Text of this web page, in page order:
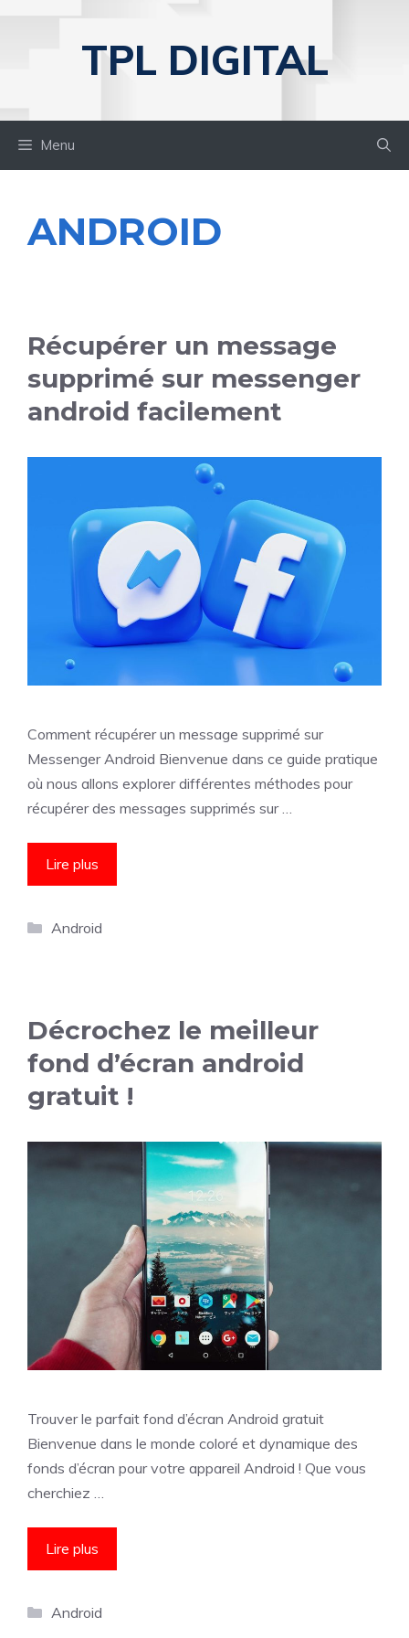
TPL DIGITAL
Menu
ANDROID
Récupérer un message
supprimé sur messenger
android facilement
Comment récupérer un message supprimé sur
Messenger Android Bienvenue dans ce guide pratique
où nous allons explorer différentes méthodes pour
récupérer des messages supprimés sur …
Lire plus
Catégories
Android
Décrochez le meilleur
fond d’écran android
gratuit !
Trouver le parfait fond d’écran Android gratuit
Bienvenue dans le monde coloré et dynamique des
fonds d’écran pour votre appareil Android ! Que vous
cherchiez …
Lire plus
Catégories
Android